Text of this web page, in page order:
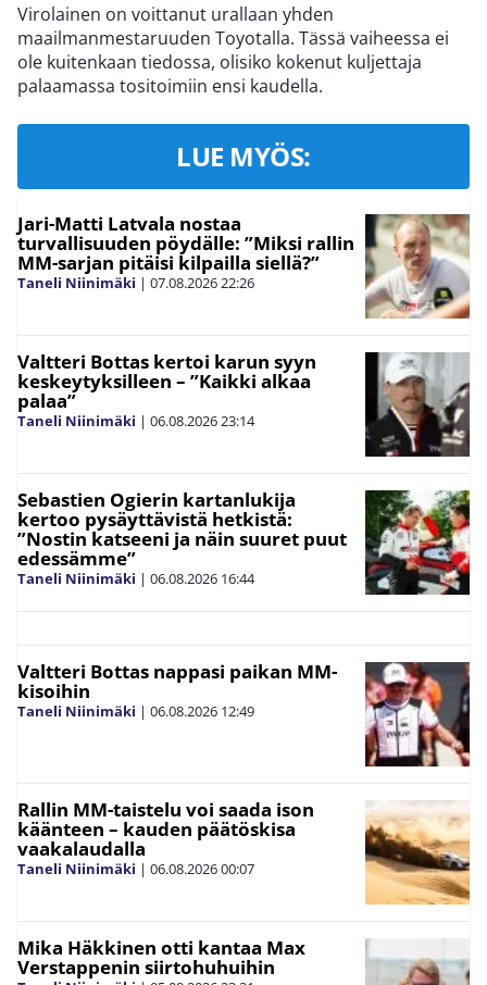
Virolainen on voittanut urallaan yhden
maailmanmestaruuden Toyotalla. Tässä vaiheessa ei
ole kuitenkaan tiedossa, olisiko kokenut kuljettaja
palaamassa tositoimiin ensi kaudella.
LUE MYÖS:
Jari-Matti Latvala nostaa
turvallisuuden pöydälle: ”Miksi rallin
MM-sarjan pitäisi kilpailla siellä?”
Taneli Niinimäki | 07.08.202622:26
Valtteri Bottas kertoi karun syyn
keskeytyksilleen – ”Kaikki alkaa
palaa”
Taneli Niinimäki | 06.08.202623:14
Sebastien Ogierin kartanlukija
kertoo pysäyttävistä hetkistä:
”Nostin katseeni ja näin suuret puut
edessämme”
Taneli Niinimäki | 06.08.2026 16:44
Valtteri Bottas nappasi paikan MM-
kisoihin
Taneli Niinimäki | 06.08.2026 12:49
Rallin MM-taistelu voi saada ison
käänteen – kauden päätöskisa
vaakalaudalla
Taneli Niinimäki | 06.08.202600:07
Mika Häkkinen otti kantaa Max
Verstappenin siirtohuhuihin